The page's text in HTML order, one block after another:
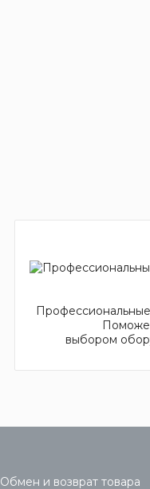
выбором
Обмен и возврат товара